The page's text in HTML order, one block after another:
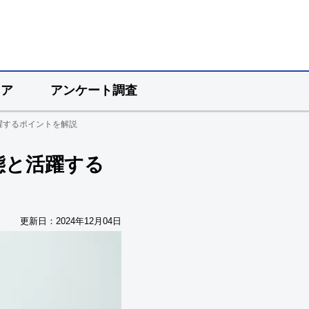
アンケート調査
るポイントを解説
活躍する
更新日： 2024年12月04日